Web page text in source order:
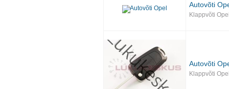
Autovõti
Klappvõti
Autovõti
Klappvõti